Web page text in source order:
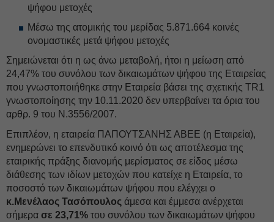
ψήφου μετοχές
Μέσω της ατομικής του μερίδας 5.871.664 κοινές
ονομαστικές μετά ψήφου μετοχές
Σημειώνεται ότι η ως άνω μεταβολή, ήτοι η μείωση από
24,47% του συνόλου των δικαιωμάτων ψήφου της Εταιρείας
που γνωστοποιήθηκε στην Εταιρεία βάσει της σχετικής TR1
γνωστοποίησης την 10.11.2020 δεν υπερβαίνει τα όρια του
αρθρ. 9 του Ν.3556/2007.
Επιπλέον, η εταιρεία ΠΑΠΟΥΤΣΑΝΗΣ ΑΒΕΕ (η Εταιρεία),
ενημερώνει το επενδυτικό κοινό ότι ως αποτέλεσμα της
εταιρικής πράξης διανομής μερίσματος σε είδος μέσω
διάθεσης των ιδίων μετοχών που κατείχε η Εταιρεία, το
ποσοστό των δικαιωμάτων ψήφου που ελέγχει ο
κ.Μενέλαος Τασόπουλος άμεσα και έμμεσα ανέρχεται
σήμερα σε 23,71% του συνόλου των δικαιωμάτων ψήφου